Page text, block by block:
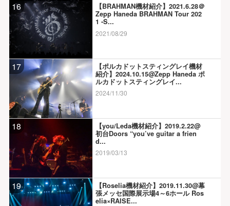
16
【BRAHMAN機材紹介】2021.6.28＠
Zepp Haneda BRAHMAN Tour 202
1 -S...
2021/08/29
17
【ポルカドットスティングレイ機材
紹介】2024.10.15@Zepp Haneda ポ
ルカドットスティングレイ...
2024/11/30
18
【you/Leda機材紹介】2019.2.22@
初台Doors “you’ve guitar a frien
d...
2019/03/13
19
【Roselia機材紹介】2019.11.30@幕
張メッセ国際展示場4～6ホール Ros
elia×RAISE...